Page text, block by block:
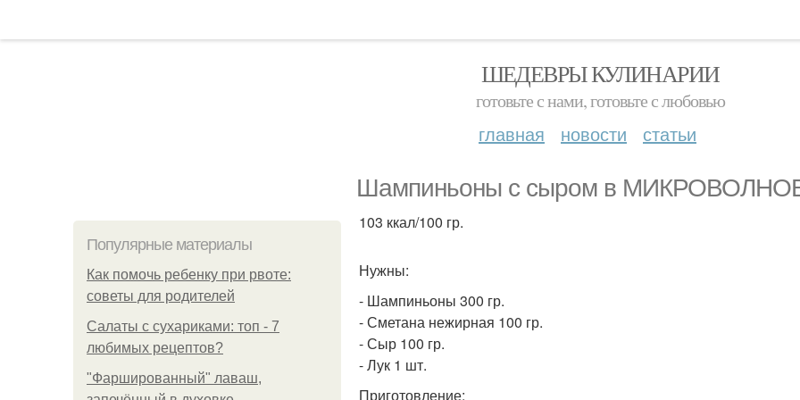
ШЕДЕВРЫ КУЛИНАРИИ
готовьте с нами, готовьте с любовью
главная новости статьи
Шампиньоны с сыром в
Популярные материалы
Как помочь ребенку при рвоте:
советы для родителей
Салаты с сухариками: топ - 7
любимых рецептов?
"Фаршированный" лаваш,
103 ккал/100 гр.
Нужны:
- Шампиньоны 300 гр.
- Сметана нежирная 100 гр.
- Сыр 100 гр.
- Лук 1 шт.
Приготовление: